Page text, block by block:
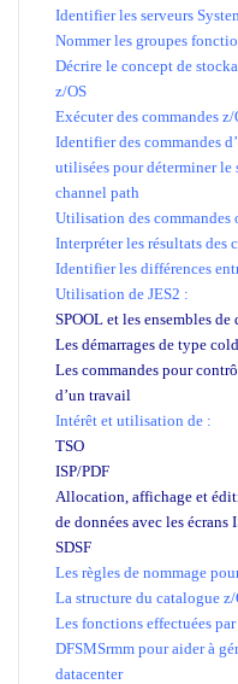
Identifier les serveurs
Nommer les groupes
Décrire le concept de
z/OS
Exécuter des commandes z/
Identifier des commandes
utilisées pour déterminer le
channel path
Utilisation des commandes
Interpréter les résultats des
Identifier les différences
Utilisation de JES2 :
SPOOL et les ensembles
Les démarrages de type
Les commandes pour
d’un travail
Intérêt et utilisation de :
TSO
ISP/PDF
Allocation, affichage et
de données avec les écrans
SDSF
Les règles de nommage
La structure du catalogue z/
Les fonctions effectuées
DFSMSrmm pour aider à
datacenter